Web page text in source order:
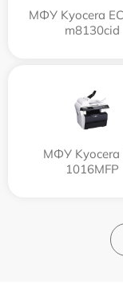
МФУ Kyocera
m8130cid
МФУ Kyocera
1016MFP